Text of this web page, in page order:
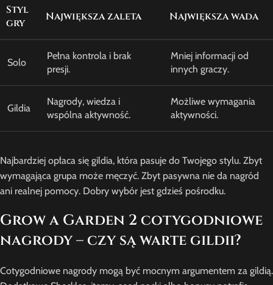
Styl
gry
Największa zaleta Największa wada
Solo
Pełna kontrola i brak
presji.
Mniej informacji od
innych graczy.
Gildia
Nagrody, wiedza i
wspólna aktywność.
Możliwe wymagania
aktywności.
Najbardziej opłaca się gildia, która pasuje do Twojego stylu. Zbyt
wymagająca grupa może męczyć. Zbyt pasywna nie da nagród
ani realnej pomocy. Dobry wybór jest gdzieś pośrodku.
Grow a Garden 2 cotygodniowe
nagrody – czy są warte gildii?
Cotygodniowe nagrody mogą być mocnym argumentem za gildią.